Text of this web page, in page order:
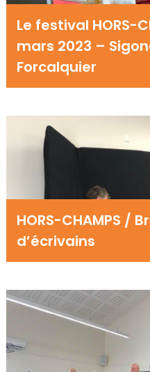
Le festival HORS-
mars 2023 –
Forcalquier
HORS-CHAMPS /
d’écrivains